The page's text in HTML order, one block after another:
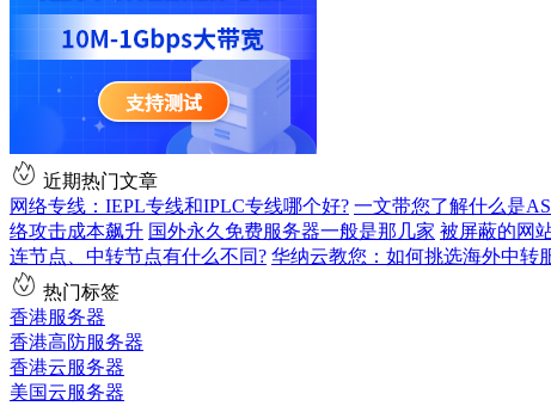
近期热门文章
网络专线：IEPL专线和IPLC专线哪个好? 一文带您了解什么是
络攻击成本飙升 国外永久免费服务器一般是那几家 被屏蔽的网
连节点、中转节点有什么不同? 华纳云教您：如何挑选海外中转
热门标签
香港服务器
香港高防服务器
香港云服务器
美国云服务器